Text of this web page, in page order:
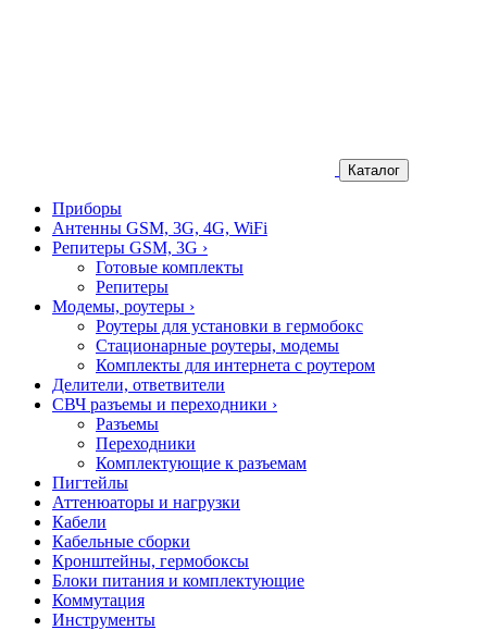
Каталог
Приборы
Антенны GSM, 3G, 4G, WiFi
Репитеры GSM, 3G ›
Готовые комплекты
Репитеры
Модемы, роутеры ›
Роутеры для установки в гермобокс
Стационарные роутеры, модемы
Комплекты для интернета с роутером
Делители, ответвители
СВЧ разъемы и переходники ›
Разъемы
Переходники
Комплектующие к разъемам
Пигтейлы
Аттенюаторы и нагрузки
Кабели
Кабельные сборки
Кронштейны, гермобоксы
Блоки питания и комплектующие
Коммутация
Инструменты